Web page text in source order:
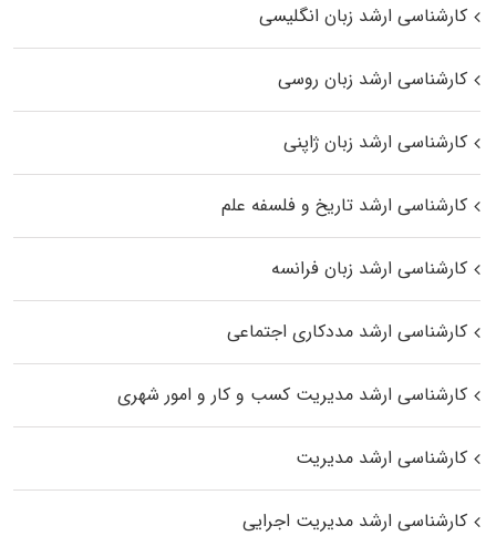
کارشناسی ارشد زبان انگلیسی
کارشناسی ارشد زبان روسی
کارشناسی ارشد زبان ژاپنی
کارشناسی ارشد تاریخ و فلسفه علم
کارشناسی ارشد زبان فرانسه
کارشناسی ارشد مددکاری اجتماعی
کارشناسی ارشد مدیریت کسب و کار و امور شهری
کارشناسی ارشد مدیریت
کارشناسی ارشد مدیریت اجرایی